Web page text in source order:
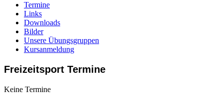
Termine
Links
Downloads
Bilder
Unsere Übungsgruppen
Kursanmeldung
Freizeitsport Termine
Keine Termine